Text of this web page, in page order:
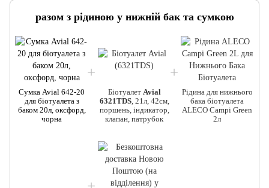
разом з рідиною у нижній бак та сумкою
Сумка Avial 642-20
для біотуалета з
баком 20л, оксфорд,
чорна
Біотуалет Avial
6321TDS, 21л, 42см,
поршень, індикатор,
клапан, патрубок
Рідина для нижнього
бака біотуалета
ALECO Campi Green
2л